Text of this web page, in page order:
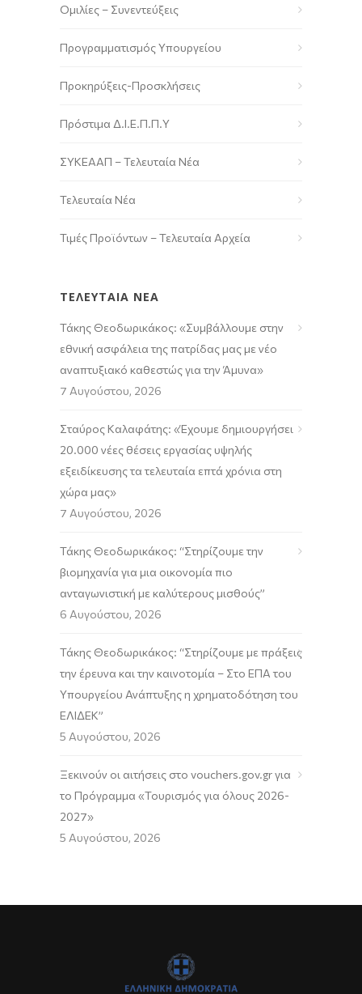
Ομιλίες – Συνεντεύξεις
Προγραμματισμός Υπουργείου
Προκηρύξεις-Προσκλήσεις
Πρόστιμα Δ.Ι.Ε.Π.Π.Υ
ΣΥΚΕΑΑΠ – Τελευταία Νέα
Τελευταία Νέα
Τιμές Προϊόντων – Τελευταία Αρχεία
ΤΕΛΕΥΤΑΙΑ ΝΕΑ
Τάκης Θεοδωρικάκος: «Συμβάλλουμε στην
εθνική ασφάλεια της πατρίδας μας με νέο
αναπτυξιακό καθεστώς για την Άμυνα»
7 Αυγούστου, 2026
Σταύρος Καλαφάτης: «Έχουμε δημιουργήσει
20.000 νέες θέσεις εργασίας υψηλής
εξειδίκευσης τα τελευταία επτά χρόνια στη
χώρα μας»
7 Αυγούστου, 2026
Τάκης Θεοδωρικάκος: “Στηρίζουμε την
βιομηχανία για μια οικονομία πιο
ανταγωνιστική με καλύτερους μισθούς”
6 Αυγούστου, 2026
Τάκης Θεοδωρικάκος: “Στηρίζουμε με πράξεις
την έρευνα και την καινοτομία – Στο ΕΠΑ του
Υπουργείου Ανάπτυξης η χρηματοδότηση του
ΕΛΙΔΕΚ”
5 Αυγούστου, 2026
Ξεκινούν οι αιτήσεις στο vouchers.gov.gr για
το Πρόγραμμα «Τουρισμός για όλους 2026-
2027»
5 Αυγούστου, 2026